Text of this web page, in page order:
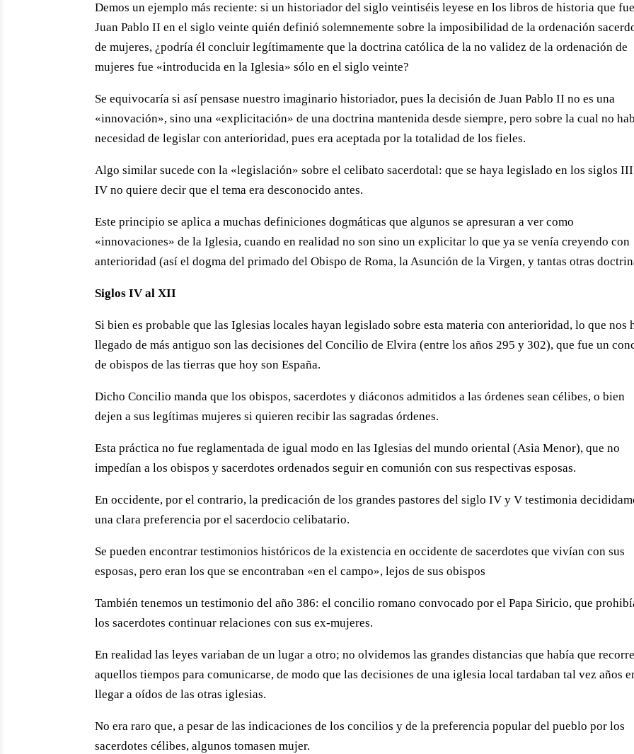
Demos un ejemplo más reciente: si un historiador del siglo veintiséis leyese en los libros de historia que fue
Juan Pablo II en el siglo veinte quién definió solemnemente sobre la imposibilidad de la ordenación
de mujeres, ¿podría él concluir legítimamente que la doctrina católica de la no validez de la ordenación de
mujeres fue «introducida en la Iglesia» sólo en el siglo veinte?
Se equivocaría si así pensase nuestro imaginario historiador, pues la decisión de Juan Pablo II no es una
«innovación», sino una «explicitación» de una doctrina mantenida desde siempre, pero sobre la cual no
necesidad de legislar con anterioridad, pues era aceptada por la totalidad de los fieles.
Algo similar sucede con la «legislación» sobre el celibato sacerdotal: que se haya legislado en los siglos
IV no quiere decir que el tema era desconocido antes.
Este principio se aplica a muchas definiciones dogmáticas que algunos se apresuran a ver como
«innovaciones» de la Iglesia, cuando en realidad no son sino un explicitar lo que ya se venía creyendo con
anterioridad (así el dogma del primado del Obispo de Roma, la Asunción de la Virgen, y tantas otras
Siglos IV al XII
Si bien es probable que las Iglesias locales hayan legislado sobre esta materia con anterioridad, lo que nos
llegado de más antiguo son las decisiones del Concilio de Elvira (entre los años 295 y 302), que fue un
de obispos de las tierras que hoy son España.
Dicho Concilio manda que los obispos, sacerdotes y diáconos admitidos a las órdenes sean célibes, o bien
dejen a sus legítimas mujeres si quieren recibir las sagradas órdenes.
Esta práctica no fue reglamentada de igual modo en las Iglesias del mundo oriental (Asia Menor), que no
impedían a los obispos y sacerdotes ordenados seguir en comunión con sus respectivas esposas.
En occidente, por el contrario, la predicación de los grandes pastores del siglo IV y V testimonia
una clara preferencia por el sacerdocio celibatario.
Se pueden encontrar testimonios históricos de la existencia en occidente de sacerdotes que vivían con sus
esposas, pero eran los que se encontraban «en el campo», lejos de sus obispos
También tenemos un testimonio del año 386: el concilio romano convocado por el Papa Siricio, que
los sacerdotes continuar relaciones con sus ex-mujeres.
En realidad las leyes variaban de un lugar a otro; no olvidemos las grandes distancias que había que
aquellos tiempos para comunicarse, de modo que las decisiones de una iglesia local tardaban tal vez años
llegar a oídos de las otras iglesias.
No era raro que, a pesar de las indicaciones de los concilios y de la preferencia popular del pueblo por los
sacerdotes célibes, algunos tomasen mujer.